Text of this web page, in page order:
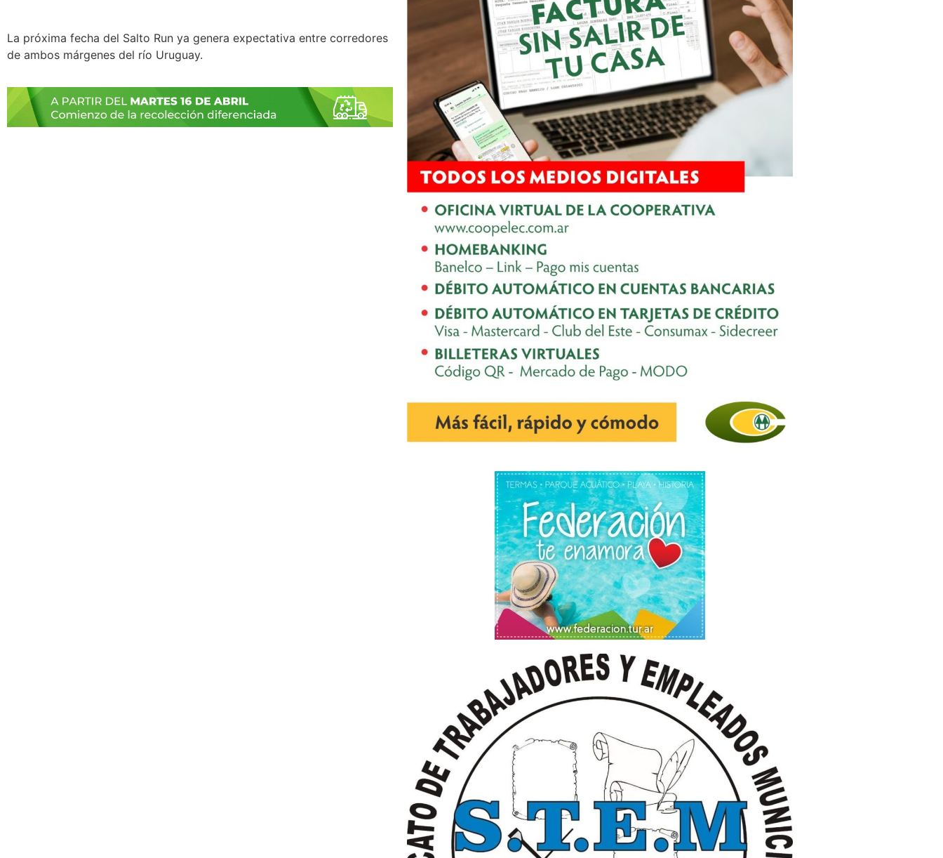
La próxima fecha del Salto Run ya genera expectativa entre corredores
de ambos márgenes del río Uruguay.